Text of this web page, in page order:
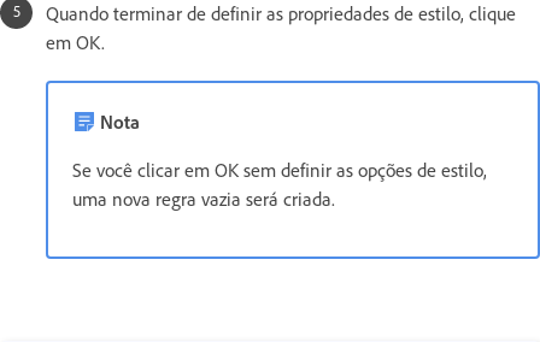
Quando terminar de definir as propriedades de estilo, clique
em OK.
Nota
Se você clicar em OK sem definir as opções de estilo,
uma nova regra vazia será criada.